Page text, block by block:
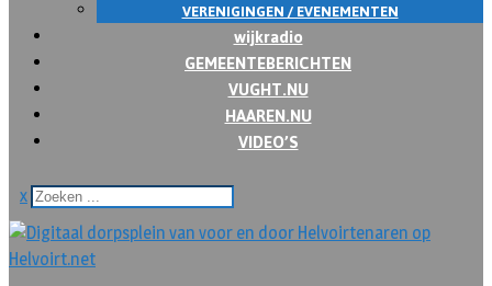
VERENIGINGEN / EVENEMENTEN
wijkradio
GEMEENTEBERICHTEN
VUGHT.NU
HAAREN.NU
VIDEO’S
x